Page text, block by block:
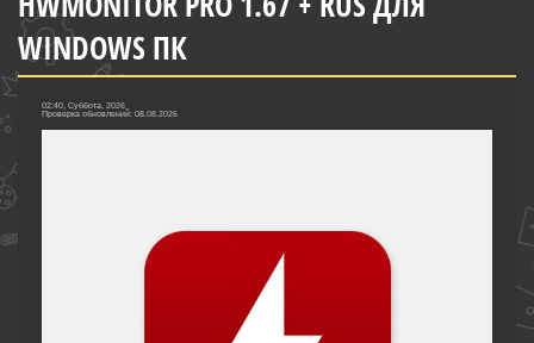
WINDOWS ПК
02:40, Суббота, 2026
Проверка обновлений: 08.08.2026